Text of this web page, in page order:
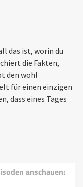
das ist, worin du
die Fakten,
den wohl
für einen einzigen
dass eines Tages
anschauen: